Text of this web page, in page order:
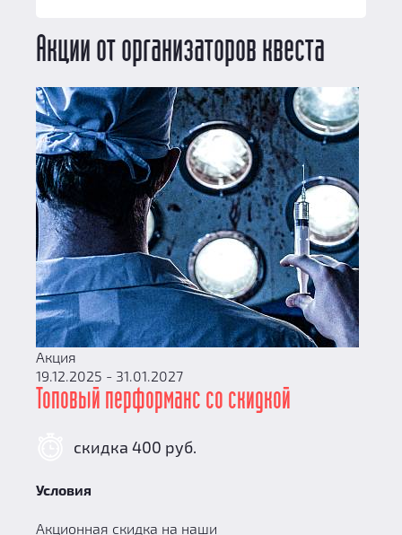
Акции от организаторов квеста
Акция
19.12.2025 - 31.01.2027
Топовый перформанс со скидкой
скидка 400 руб.
Условия
Акционная скидка на наши